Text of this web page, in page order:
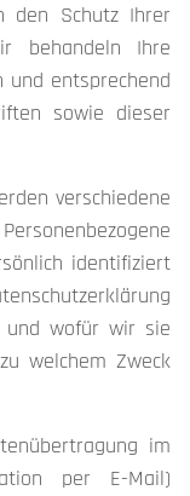
den Schutz Ihrer
behandeln Ihre
und entsprechend
sowie dieser
verschiedene
identifiziert
und wofür wir sie
welchem Zweck
im
per E-Mail)